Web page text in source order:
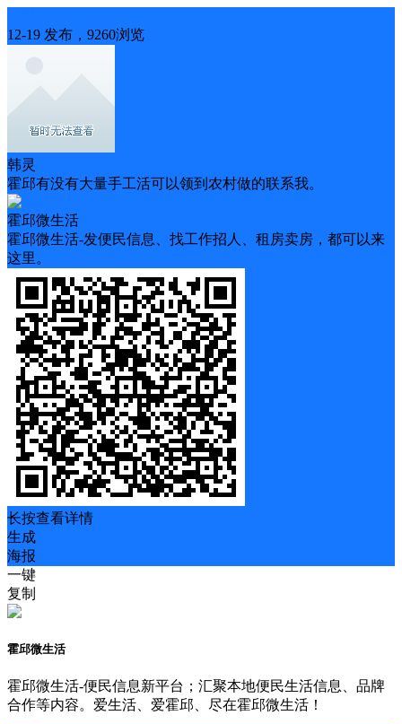
12-19 发布，9260浏览
韩灵
霍邱有没有大量手工活可以领到农村做的联系我。
霍邱微生活
霍邱微生活-发便民信息、找工作招人、租房卖房，都可以来
这里。
长按查看详情
生成
海报
一键
复制
霍邱微生活
霍邱微生活-便民信息新平台；汇聚本地便民生活信息、品牌
合作等内容。爱生活、爱霍邱、尽在霍邱微生活！